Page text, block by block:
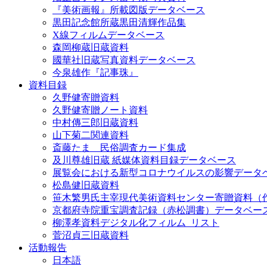
『美術画報』所載図版データベース
黒田記念館所蔵黒田清輝作品集
X線フィルムデータベース
森岡柳蔵旧蔵資料
國華社旧蔵写真資料データベース
今泉雄作『記事珠』
資料目録
久野健寄贈資料
久野健寄贈ノート資料
中村傳三郎旧蔵資料
山下菊二関連資料
斎藤たま 民俗調査カード集成
及川尊雄旧蔵 紙媒体資料目録データベース
展覧会における新型コロナウイルスの影響データ
松島健旧蔵資料
笹木繁男氏主宰現代美術資料センター寄贈資料（
京都府寺院重宝調査記録（赤松調書）データベー
柳澤孝資料デジタル化フィルム_リスト
菅沼貞三旧蔵資料
活動報告
日本語